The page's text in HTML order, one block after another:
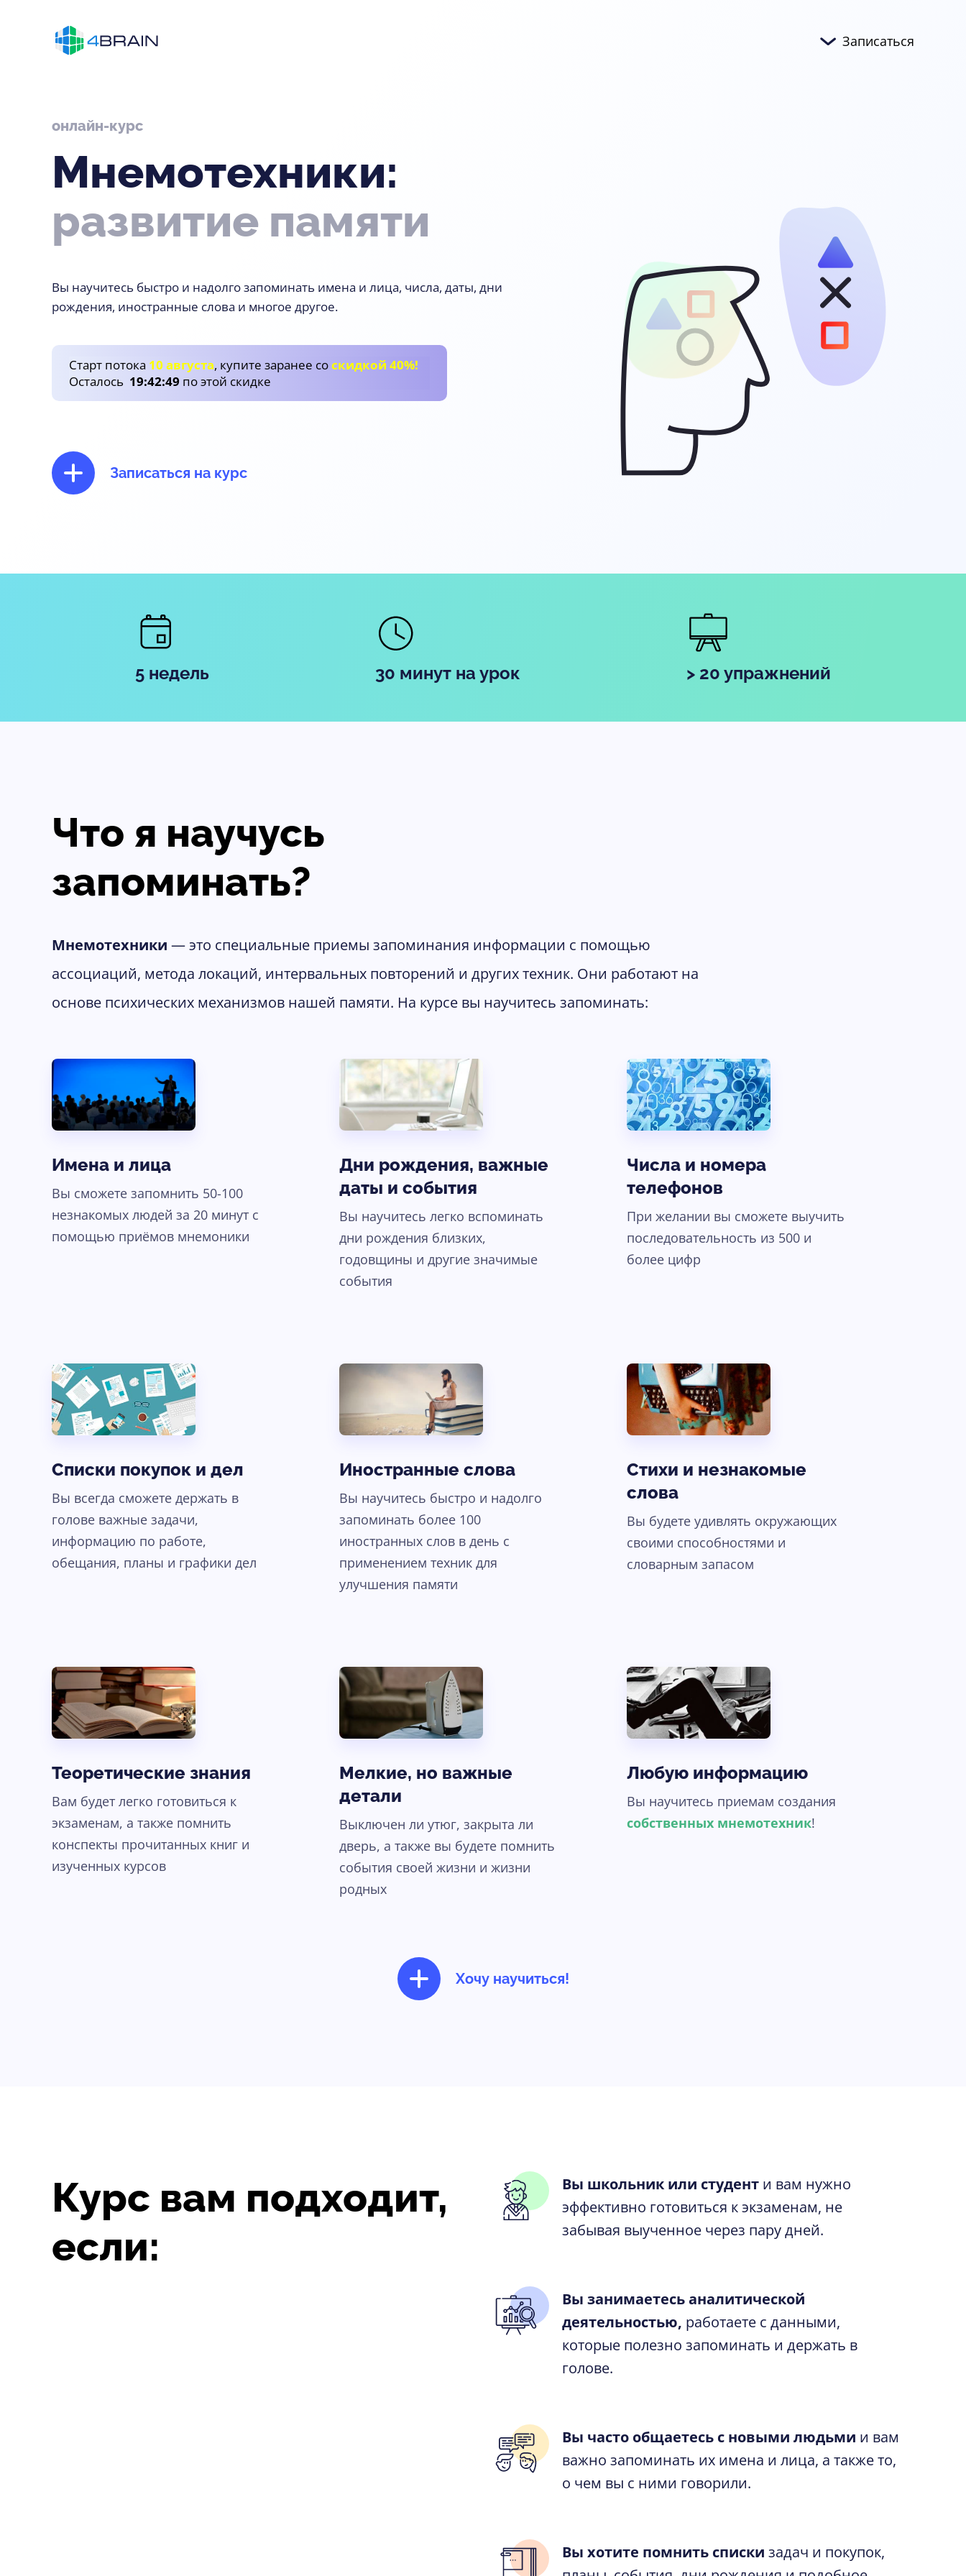
Записаться
онлайн-курс
Мнемотехники:
развитие памяти
Вы научитесь быстро и надолго запоминать имена и лица, числа, даты, дни
рождения, иностранные слова и многое другое.
Старт потока 10 августа, купите заранее соскидкой 40%!
Осталось 19:42:47 по этой скидке
Записаться на курс
5 недель 30 минут на урок > 20 упражнений
Что я научусь
запоминать?
Мнемотехники — это специальные приемы запоминания информации с помощью
ассоциаций, метода локаций, интервальных повторений и других техник. Они работают на
основе психических механизмов нашей памяти. На курсе вы научитесь запоминать:
Имена и лица
Вы сможете запомнить 50-100
незнакомых людей за 20 минут с
помощью приёмов мнемоники
Дни рождения, важные
даты и события
Вы научитесь легко вспоминать
дни рождения близких,
годовщины и другие значимые
события
Числа и номера
телефонов
При желании вы сможете выучить
последовательность из 500 и
более цифр
Списки покупок и дел
Вы всегда сможете держать в
голове важные задачи,
информацию по работе,
обещания, планы и графики дел
Иностранные слова
Вы научитесь быстро и надолго
запоминать более 100
иностранных слов в день с
применением техник для
улучшения памяти
Стихи и незнакомые
слова
Вы будете удивлять окружающих
своими способностями и
словарным запасом
Теоретические знания
Вам будет легко готовиться к
экзаменам, а также помнить
конспекты прочитанных книг и
изученных курсов
Мелкие, но важные
детали
Выключен ли утюг, закрыта ли
дверь, а также вы будете помнить
события своей жизни и жизни
родных
Любую информацию
Вы научитесь приемам создания
собственных мнемотехник!
Хочу научиться!
Курс вам подходит,
если:
Вы школьник или студент и вам нужно
эффективно готовиться к экзаменам, не
забывая выученное через пару дней.
Вы занимаетесь аналитической
деятельностью, работаете с данными,
которые полезно запоминать и держать в
голове.
Вы часто общаетесь с новыми людьми и вам
важно запоминать их имена и лица, а также то,
о чем вы с ними говорили.
Вы хотите помнить списки задач и покупок,